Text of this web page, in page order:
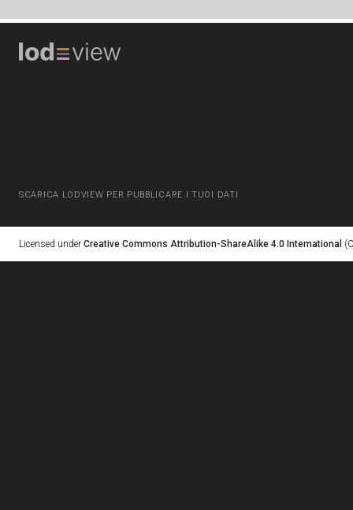
SCARICA LODVIEW PER PUBBLICARE I TUOI DATI
Licensed under Creative Commons Attribution-ShareAlike 4.0 International